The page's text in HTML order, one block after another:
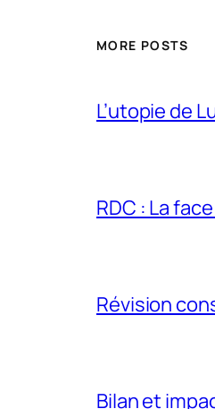
MORE POSTS
L’utopie de
RDC : La
Révision
Bilan et